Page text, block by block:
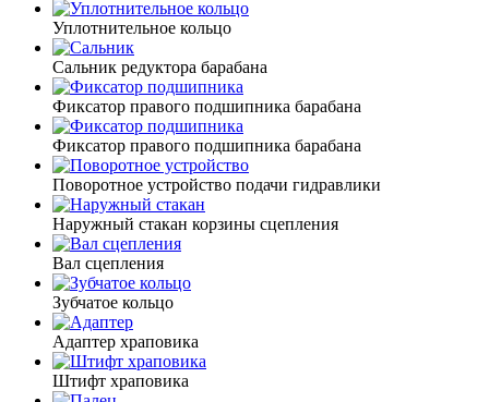
Уплотнительное кольцо
Сальник редуктора барабана
Фиксатор правого подшипника барабана
Фиксатор правого подшипника барабана
Поворотное устройство подачи гидравлики
Наружный стакан корзины сцепления
Вал сцепления
Зубчатое кольцо
Адаптер храповика
Штифт храповика